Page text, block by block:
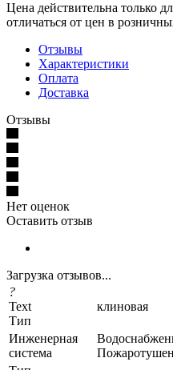
Цена действительна только
отличаться от цен в
Отзывы
Характеристики
Оплата
Доставка
Отзывы
Нет оценок
Оставить отзыв
Загрузка отзывов...
?
Text
Тип
клиновая
Инженерная
система